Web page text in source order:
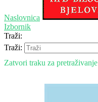
Naslovnica
Izbornik
Traži:
Traži:
Zatvori traku za pretraživanje